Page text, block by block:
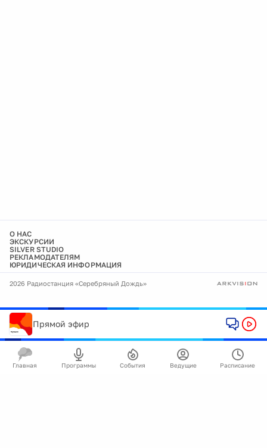
О НАС
ЭКСКУРСИИ
SILVER STUDIO
РЕКЛАМОДАТЕЛЯМ
ЮРИДИЧЕСКАЯ ИНФОРМАЦИЯ
2026 Радиостанция «Серебряный Дождь»
Прямой эфир
Главная Программы События Ведущие Расписание